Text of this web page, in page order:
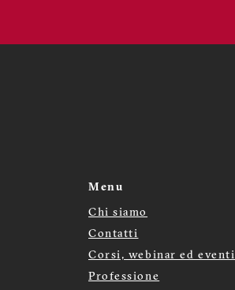
Menu
Menù
footer
Chi siamo
Contatti
Corsi, webinar ed eventi
Professione